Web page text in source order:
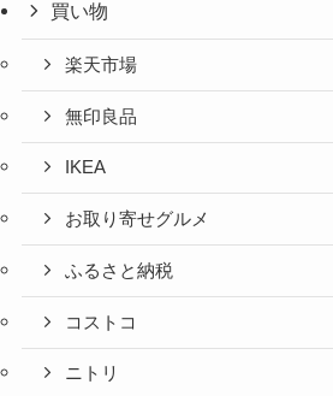
買い物
楽天市場
無印良品
IKEA
お取り寄せグルメ
ふるさと納税
コストコ
ニトリ